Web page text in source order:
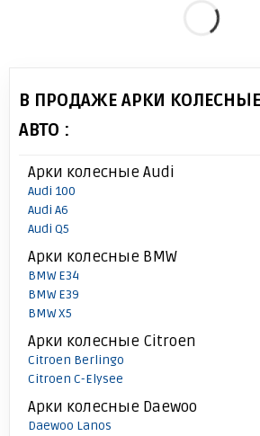
В ПРОДАЖЕ АРКИ
АВТО :
Арки колесные Audi
Audi 100
Audi A6
Audi Q5
Арки колесные BMW
BMW E34
BMW E39
BMW X5
Арки колесные Citroen
Citroen Berlingo
Citroen C-Elysee
Арки колесные Daewoo
Daewoo Lanos